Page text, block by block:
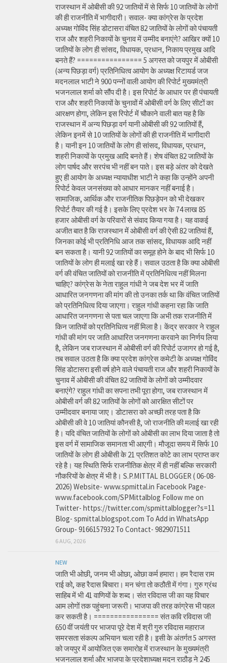
राजस्थान में ओबीसी की 92 जातियों में से सिर्फ 10 जातियों के लोगों
की ही राजनीति में भागीदारी। सवाल- क्या कांग्रेस के प्रदेश
अध्यक्ष गोविंद सिंह डोटासरा वंचित 82 जातियों के लोगों को पंचायती
राज और शहरी निकायों के चुनाव में उम्मीद बनाएंगे? आखिर क्यों 10
जातियों के लोग ही सांसद, विधायक, प्रधान, निकाय प्रमुख आदि
बनते हैं? ================ 5 अगस्त को जयपुर में ओबीसी
(अन्य पिछड़ा वर्ग) प्रतिनिधित्व आयोग के अध्यक्ष रिटायर्ड जज
मदनलाल भाटी ने 900 पन्नों वाली आयोग की रिपोर्ट मुख्यमंत्री
भजनलाल शर्मा को सौंप दी है। इस रिपोर्ट के आधार पर ही पंचायती
राज और शहरी निकायों के चुनावों में ओबीसी वर्ग के लिए सीटों का
आरक्षण होगा, लेकिन इस रिपोर्ट में चौकाने वाली बात यह है कि
राजस्थान में अन्य पिछड़ा वर्ग यानी ओबीसी की 92 जातियों हैं,
लेकिन इनमें से 10 जातियों के लोगों की ही राजनीति में भागीदारी
है। यानी इन 10 जातियों के लोग ही सांसद, विधायक, प्रधान,
शहरी निकायों के प्रमुख आदि बनते हैं। शेष वंचित 82 जातियों के
लोग पार्षद और सरपंच भी नहीं बन पाते। इस बड़े अंतर को देखते
हुए ही आयोग के अध्यक्ष न्यायाधीश भाटी ने कहा कि उन्होंने अपनी
रिपोर्ट केवल जनसंख्या को आधार मानकर नहीं बनाई है।
सामाजिक, आर्थिक और राजनीतिक पिछड़ेपन को भी देखकर
रिपोर्ट तैयार की गई है। इसके लिए प्रदेश भर के 74 लाख 85
हजार ओबीसी वर्ग के परिवारों से संवाद किया गया है। यह वाकई
अजीत बात है कि राजस्थान में ओबीसी वर्ग की ऐसी 82 जातियां हैं,
जिनका कोई भी प्रतिनिधि आज तक सांसद, विधायक आदि नहीं
बन सकता है। यानी 92 जातियों का समूह होने के बाद भी सिर्फ 10
जातियों के लोग ही मलाई खा रहे हैं। सवाल उठता है कि क्या ओबीसी
वर्ग की वंचित जातियों को राजनीति में प्रतिनिधित्व नहीं मिलना
चाहिए? कांग्रेस के नेता राहुल गांधी ने जब देश भर में जाति
आधारित जनगणना की मांग की तो उनका तर्क था कि वंचित जातियों
को प्रतिनिधित्व दिया जाएगा। राहुल गांधी कहना रहा कि जाति
आधारित जनगणना से पता चल जाएगा कि अभी तक राजनीति में
किन जातियों को प्रतिनिधित्व नहीं मिला है। केंद्र सरकार ने राहुल
गांधी की मांग पर जाति आधारित जनगणना करवाने का निर्णय लिया
है, लेकिन जब राजस्थान में ओबीसी वर्ग की रिपोर्ट उजागर हो गई है,
तब सवाल उठता है कि क्या प्रदेश कांग्रेस कमेटी के अध्यक्ष गोविंद
सिंह डोटासरा इसी वर्ष होने वाले पंचायती राज और शहरी निकायों के
चुनाव में ओबीसी की वंचित 82 जातियों के लोगों को उम्मीदवार
बनाएंगे? राहुल गांधी का सपना तभी पूरा होगा, जब राजस्थान में
ओबीसी वर्ग की 82 जातियों के लोगों को आरक्षित सीटों पर
उम्मीदवार बनाया जाए। डोटासरा को अच्छी तरह पता है कि
ओबीसी की वे 10 जातियां कौनसी है, जो राजनीति की मलाई खा रही
है। यदि वंचित जातियों के लोगों को ओबीसी का लाभ दिया जाता है तो
इस वर्ग में सामाजिक समानता भी आएगी। मौजूदा समय में सिर्फ 10
जातियों के लोग ही ओबीसी के 21 प्रतिशत कोटे का लाभ प्राप्त कर
रहे है। यह स्थिति सिर्फ राजनीतिक क्षेत्र में ही नहीं बल्कि सरकारी
नौकरियों के क्षेत्र में भी है। S.P.MITTAL BLOGGER ( 06-08-
2026) Website- www.spmittal.in Facebook Page-
www.facebook.com/SPMittalblog Follow me on
Twitter- https://twitter.com/spmittalblogger?s=11
Blog- spmittal.blogspot.com To Add in WhatsApp
Group- 9166157932 To Contact- 9829071511
6 AUG, 2026
NEW
जाति भी ओछी, जनम भी ओछा, ओछा कर्म हमारा। हम रैदास राम
राई को, कह रैदास बिचारा। मन चंगा तो कठौती में गंगा। गुरु ग्रंथ
साहिब में भी 41 वाणियों के शब्द। संत रविदास जी का यह विचार
आम लोगों तक पहुंचना जरूरी। भाजपा की तरह कांग्रेस भी पहल
कर सकती है। ================ संत कवि रविदास जी
650 वीं जयंती पर भाजपा पूरे देश में श्री गुरु रविदास महाराज
समरसता संकल्प अभियान चला रही है। इसी के अंतर्गत 5 अगस्त
को जयपुर में आयोजित एक समारोह में राजस्थान के मुख्यमंत्री
भजनलाल शर्मा और भाजपा के प्रदेशाध्यक्ष मदन राठौड़ ने 245